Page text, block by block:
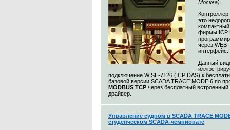
Москва).
Контроллер
это
фирмы ICP
через WEB-
интерфейс.
Данный
подключение WISE-7126 (ICP DAS) к
базовой версии SCADA TRACE MODE 6 по
MODBUS TCP через бесплатный встроенный
драйвер.
Управление судном в SCADA TRACE
студенческом SCADA-чемпионате